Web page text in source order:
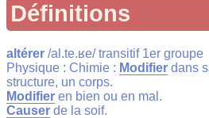
Définitions
altérer /al.te.ʁe/ transitif 1er groupe
Physique : Chimie : Modifier dans
structure, un corps.
Modifier en bien ou en mal.
Causer de la soif.